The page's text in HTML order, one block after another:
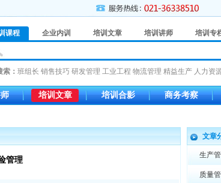
课程 企业内训 培训文章 培训讲师 培训专
： 班组长 销售技巧 研发管理 工业工程 物流管理 精益生产 人力资
培训文章 培训合影 商务考察
管理
文章
生产
质量